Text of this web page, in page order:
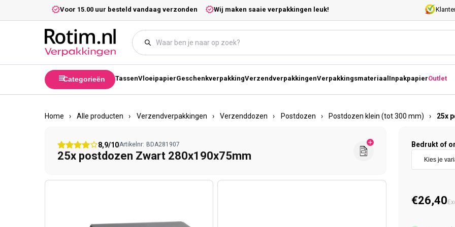
Meteen naar de contentVoor 15.00 uur besteld vandaag verzonden Wij maken saaie verpakkingen leuk!
Categorieën TassenVloeipapierGeschenkverpakkingVerzendverpakkingenVerpakkingsmateriaal InpakpapierOutlet
Home › Alle producten › Verzendverpakkingen › Verzenddozen › Postdozen › Postdozen klein (tot 300 mm) › 25x
8,9/10Artikelnr: BDA281907
25x postdozen Zwart 280x190x75mm
Bedrukt of
€26,40